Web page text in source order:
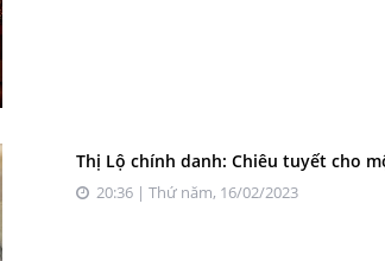
Thị Lộ chính danh: Chiêu tuyết cho
20:36 | Thứ năm, 16/02/2023